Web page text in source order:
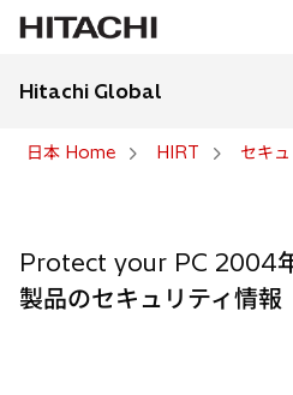
Hitachi Global
日本 Home HIRT セキ
Protect your PC 2004
製品のセキュリティ情報